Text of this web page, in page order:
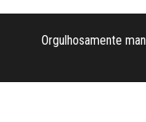
Orgulhosamente